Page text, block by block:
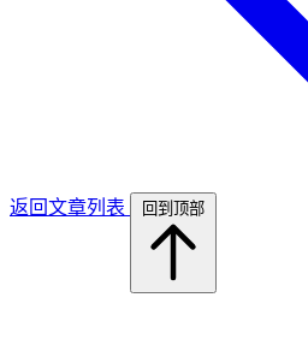
返回文章列表